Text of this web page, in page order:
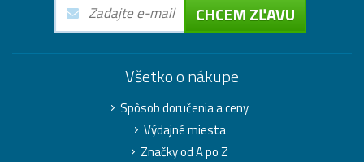
CHCEM ZĽAVU
Všetko o nákupe
Spôsob doručenia a ceny
Výdajné miesta
Značky od A po Z